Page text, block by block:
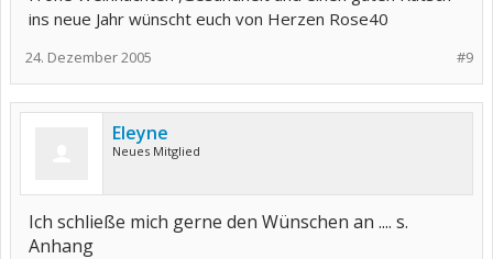
ins neue Jahr wünscht euch von Herzen Rose40
#9
24. Dezember 2005
Eleyne
Neues Mitglied
Ich schließe mich gerne den Wünschen an .... s.
Anhang